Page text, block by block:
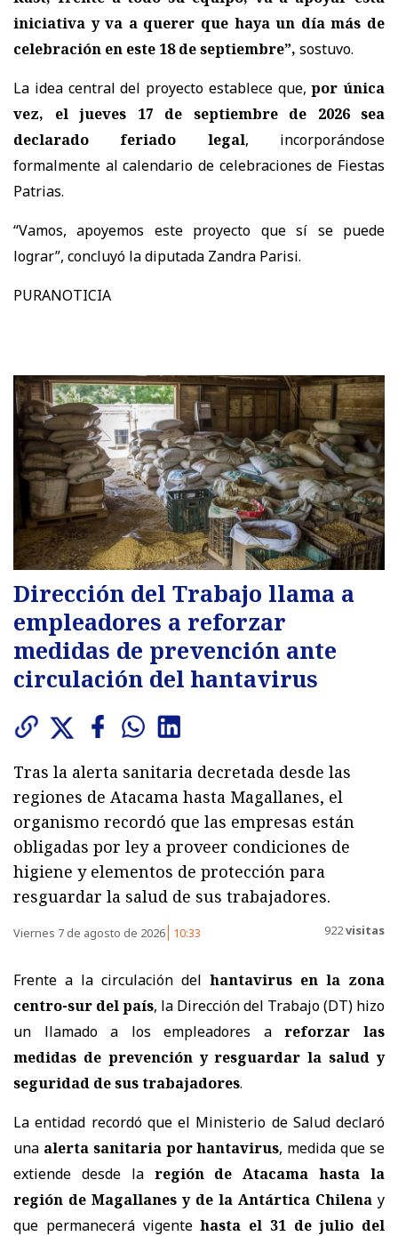
iniciativa y va a querer que haya un día más de
celebración en este 18 de septiembre”, sostuvo.
La idea central del proyecto establece que,por única
vez, el jueves 17 de septiembre de 2026 sea
declarado feriado legal, incorporándose
formalmente al calendario de celebraciones de Fiestas
Patrias.
“Vamos, apoyemos este proyecto que sí se puede
lograr”, concluyó la diputada Zandra Parisi.
PURANOTICIA
Dirección del Trabajo llama a
empleadores a reforzar
medidas de prevención ante
circulación del hantavirus
Tras la alerta sanitaria decretada desde las
regiones de Atacama hasta Magallanes, el
organismo recordó que las empresas están
obligadas por ley a proveer condiciones de
higiene y elementos de protección para
resguardar la salud de sus trabajadores.
Viernes 7 de agosto de 2026 10:33 922visitas
Frente a la circulación del hantavirus en la zona
centro-sur del país, la Dirección del Trabajo (DT) hizo
un llamado a los empleadores areforzar las
medidas de prevención y resguardar la salud y
seguridad de sus trabajadores.
La entidad recordó que el Ministerio de Salud declaró
una alerta sanitaria por hantavirus, medida que se
extiende desde la región de Atacama hasta la
región de Magallanes y de la Antártica Chilena y
que permanecerá vigentehasta el 31 de julio del